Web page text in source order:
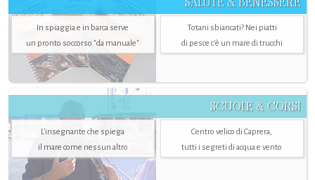
In spiaggia e in barca serve
un pronto soccorso "da manuale"
Totani sbiancati? Nei piatti
di pesce c'è un mare di trucchi
SCUOLE & CORSI
L'insegnante che spiega
il mare come nessun altro
Centro velico di Caprera,
tutti i segreti di acqua e vento